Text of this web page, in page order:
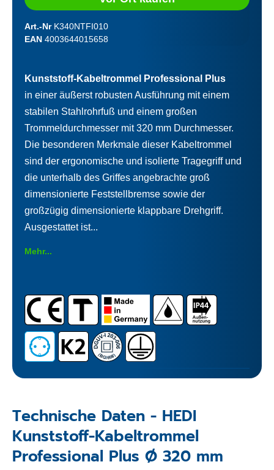
Art.-Nr K340NTFI010
EAN 4003644015658
Kunststoff-Kabeltrommel Professional Plus
in einer äußerst robusten Ausführung mit einem
stabilen Stahlrohrfuß und einem großen
Trommeldurchmesser mit 320 mm Durchmesser.
Die besonderen Merkmale dieser Kabeltrommel
sind der ergonomische und isolierte Tragegriff und
die unterhalb des Griffes angebrachte groß
dimensionierte Feststellbremse sowie der
großzügig dimensionierte klappbare Drehgriff.
Ausgestattet ist...
Mehr...
Technische Daten - HEDI
Kunststoff-Kabeltrommel
Professional Plus Ø 320 mm